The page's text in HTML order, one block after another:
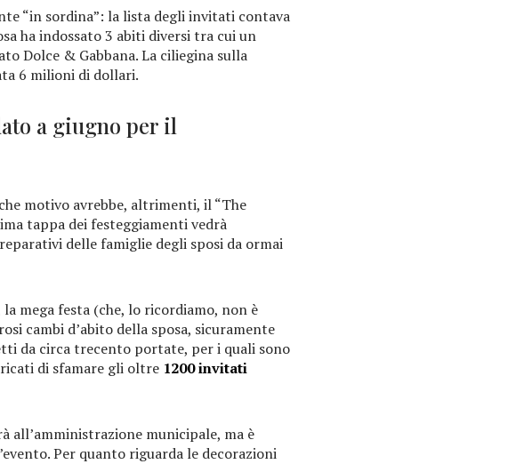
“in sordina”: la lista degli invitati contava
ha indossato 3 abiti diversi tra cui un
Dolce & Gabbana. La ciliegina sulla
6 milioni di dollari.
a giugno per il
motivo avrebbe, altrimenti, il “The
tappa dei festeggiamenti vedrà
delle famiglie degli sposi da ormai
la mega festa (che, lo ricordiamo, non è
cambi d’abito della sposa, sicuramente
da circa trecento portate, per i quali sono
di sfamare gli oltre 1200 invitati
all’amministrazione municipale, ma è
Per quanto riguarda le decorazioni